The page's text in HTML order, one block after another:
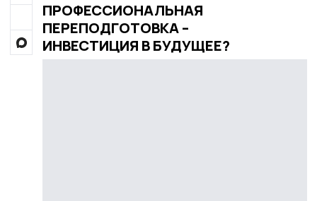
ПРОФЕССИОНАЛЬНАЯ
ПЕРЕПОДГОТОВКА –
ИНВЕСТИЦИЯ В БУДУЩЕЕ?